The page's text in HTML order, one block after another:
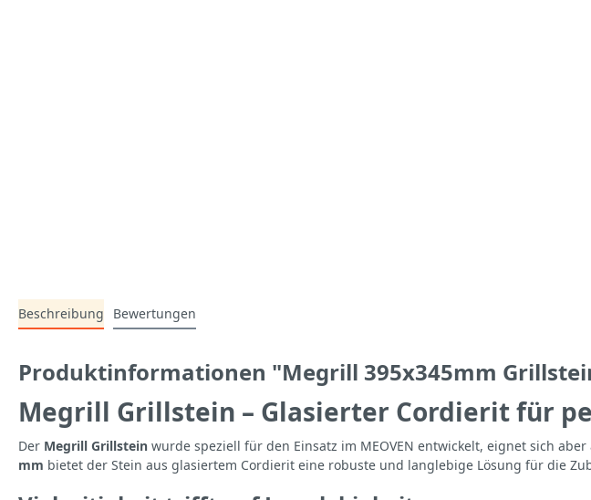
Beschreibung Bewertungen
Produktinformationen "Megrill 395x345mm
Megrill Grillstein – Glasierter Cordierit für
Der Megrill Grillstein wurde speziell für den Einsatz im MEOVEN entwickelt, eignet sich
mm bietet der Stein aus glasiertem Cordierit eine robuste und langlebige Lösung für die